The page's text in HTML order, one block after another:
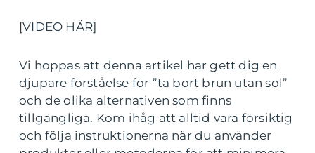
[VIDEO HÄR]
Vi hoppas att denna artikel har gett dig en
djupare förståelse för ”ta bort brun utan sol”
och de olika alternativen som finns
tillgängliga. Kom ihåg att alltid vara försiktig
och följa instruktionerna när du använder